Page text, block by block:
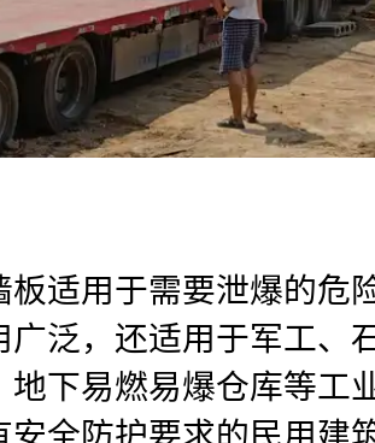
用于需要泄爆的危
广泛，还适用于军工、
地下易燃易爆仓库等工